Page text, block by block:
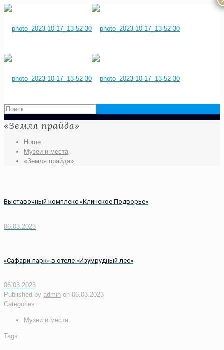
«Земля прайда»
Home
Музеи и места
«Земля прайда»
Выставочный комплекс «Клинское Подворье»
06.03.2023
«Сафари-парк» в отеле «Изумрудный лес»
06.03.2023
Published by admin on 06.03.2023
Categories
Музеи и места
Tags